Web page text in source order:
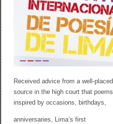
Received advice from a well-placed
source in the high court that poems
inspired by occasions, birthdays,
anniversaries, Lima’s first